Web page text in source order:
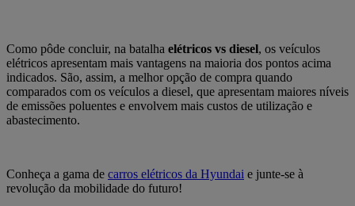
Como pôde concluir, na batalha elétricos vs diesel, os veículos
elétricos apresentam mais vantagens na maioria dos pontos acima
indicados. São, assim, a melhor opção de compra quando
comparados com os veículos a diesel, que apresentam maiores níveis
de emissões poluentes e envolvem mais custos de utilização e
abastecimento.
Conheça a gama de carros elétricos da Hyundai e junte-se à
revolução da mobilidade do futuro!